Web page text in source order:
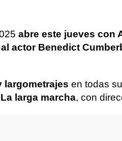
abre este jueves con
actor Benedict
largometrajes en todas
larga marcha, con